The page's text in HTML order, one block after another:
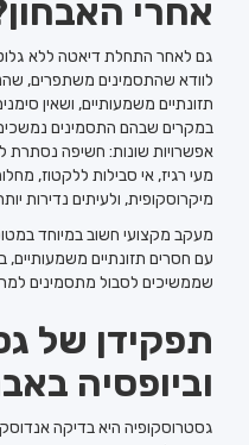
אחרי
גם לאחר התחלת דיאטה ללא
לוודא שהתסמינים משתפרים,
תזונתיים משמעותיים, ושאין
במקרים שבהם התסמינים
אפשרויות שונות: חשיפה נסתרת
מעי רגיז, אי סבילות ללקטוז,
מיקרוסקופית, ולעיתים נדירות
מעקב מקצועי חשוב במיוחד
עם חסרים תזונתיים משמעותיים,
שממשיכים לסבול מתסמינים
תפקידן של
וביופסיה
גסטרוסקופיה היא בדיקה